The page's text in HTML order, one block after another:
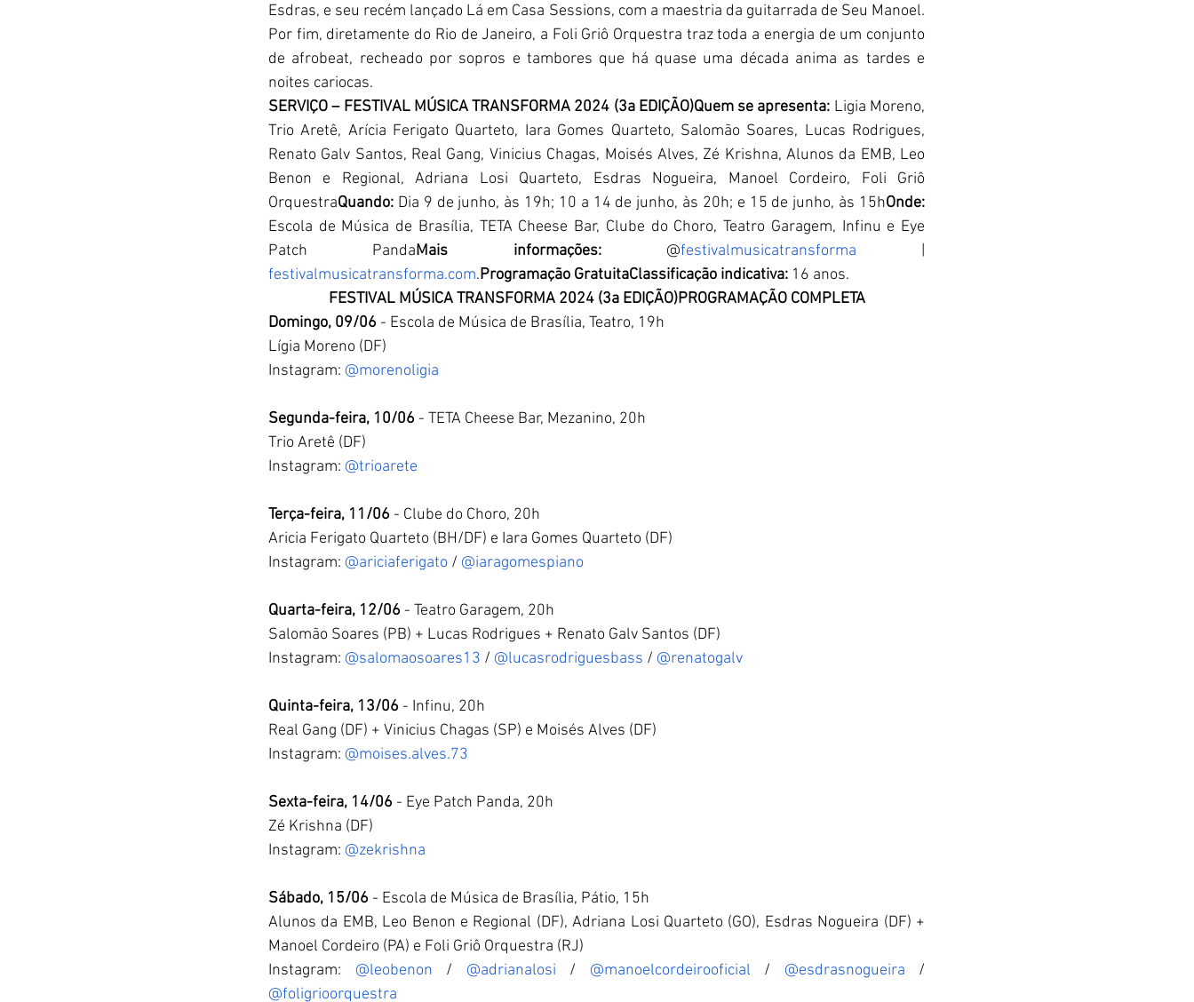
Esdras, e seu recém lançado Lá em Casa Sessions, com a maestria da guitarrada de Seu Manoel.
Por fim, diretamente do Rio de Janeiro, a Foli Griô Orquestra traz toda a energia de um conjunto
de afrobeat, recheado por sopros e tambores que há quase uma década anima as tardes e
noites cariocas.
SERVIÇO – FESTIVAL MÚSICA TRANSFORMA 2024 (3a EDIÇÃO)Quem se apresenta: Ligia Moreno,
Trio Aretê, Arícia Ferigato Quarteto, Iara Gomes Quarteto, Salomão Soares, Lucas Rodrigues,
Renato Galv Santos, Real Gang, Vinicius Chagas, Moisés Alves, Zé Krishna, Alunos da EMB, Leo
Benon e Regional, Adriana Losi Quarteto, Esdras Nogueira, Manoel Cordeiro, Foli Griô
OrquestraQuando: Dia 9 de junho, às 19h; 10 a 14 de junho, às 20h; e 15 de junho, às 15h
Escola de Música de Brasília, TETA Cheese Bar, Clube do Choro, Teatro Garagem, Infinu e Eye
Patch PandaMais informações: @festivalmusicatransforma
festivalmusicatransforma.com.Programação GratuitaClassificação indicativa: 16 anos.
FESTIVAL MÚSICA TRANSFORMA 2024 (3a EDIÇÃO)PROGRAMAÇÃO COMPLETA
Domingo, 09/06 - Escola de Música de Brasília, Teatro, 19h
Lígia Moreno (DF)
Instagram: @morenoligia
Segunda-feira, 10/06 - TETA Cheese Bar, Mezanino, 20h
Trio Aretê (DF)
Instagram: @trioarete
Terça-feira, 11/06 - Clube do Choro, 20h
Aricia Ferigato Quarteto (BH/DF) e Iara Gomes Quarteto (DF)
Instagram: @ariciaferigato / @iaragomespiano
Quarta-feira, 12/06 - Teatro Garagem, 20h
Salomão Soares (PB) + Lucas Rodrigues + Renato Galv Santos (DF)
Instagram: @salomaosoares13 / @lucasrodriguesbass / @renatogalv
Quinta-feira, 13/06 - Infinu, 20h
Real Gang (DF) + Vinicius Chagas (SP) e Moisés Alves (DF)
Instagram: @moises.alves.73
Sexta-feira, 14/06 - Eye Patch Panda, 20h
Zé Krishna (DF)
Instagram: @zekrishna
Sábado, 15/06 - Escola de Música de Brasília, Pátio, 15h
Alunos da EMB, Leo Benon e Regional (DF), Adriana Losi Quarteto (GO), Esdras Nogueira (DF) +
Manoel Cordeiro (PA) e Foli Griô Orquestra (RJ)
Instagram: @leobenon / @adrianalosi / @manoelcordeirooficial / @esdrasnogueira
@foligrioorquestra